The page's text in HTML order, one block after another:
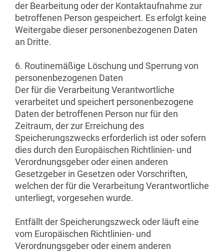
der Bearbeitung oder der Kontaktaufnahme zur
betroffenen Person gespeichert. Es erfolgt keine
Weitergabe dieser personenbezogenen Daten
an Dritte.
6. Routinemäßige Löschung und Sperrung von
personenbezogenen Daten
Der für die Verarbeitung Verantwortliche
verarbeitet und speichert personenbezogene
Daten der betroffenen Person nur für den
Zeitraum, der zur Erreichung des
Speicherungszwecks erforderlich ist oder sofern
dies durch den Europäischen Richtlinien- und
Verordnungsgeber oder einen anderen
Gesetzgeber in Gesetzen oder Vorschriften,
welchen der für die Verarbeitung Verantwortliche
unterliegt, vorgesehen wurde.
Entfällt der Speicherungszweck oder läuft eine
vom Europäischen Richtlinien- und
Verordnungsgeber oder einem anderen